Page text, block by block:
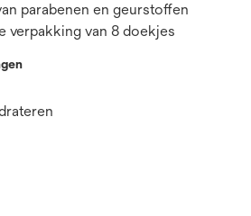
parabenen en geurstoffen
verpakking van 8 doekjes